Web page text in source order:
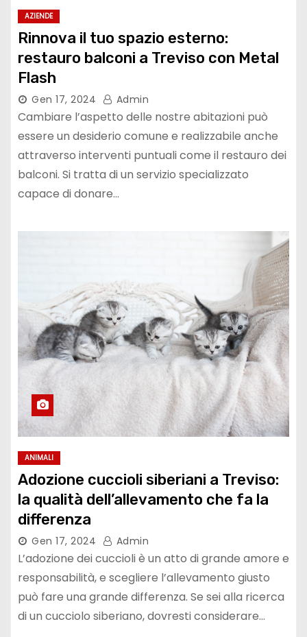
AZIENDE
Rinnova il tuo spazio esterno:
restauro balconi a Treviso con Metal
Flash
Gen 17, 2024 Admin
Cambiare l’aspetto delle nostre abitazioni può
essere un desiderio comune e realizzabile anche
attraverso interventi puntuali come il restauro dei
balconi. Si tratta di un servizio specializzato
capace di donare…
ANIMALI
Adozione cuccioli siberiani a Treviso:
la qualità dell’allevamento che fa la
differenza
Gen 17, 2024 Admin
L’adozione dei cuccioli è un atto di grande amore e
responsabilità, e scegliere l’allevamento giusto
può fare una grande differenza. Se sei alla ricerca
di un cucciolo siberiano, dovresti considerare…